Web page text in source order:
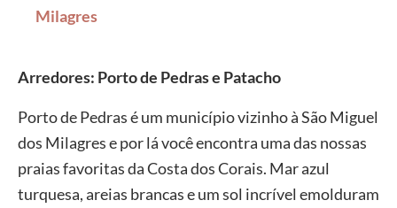
Milagres
Arredores: Porto de Pedras e Patacho
Porto de Pedras é um município vizinho à São Miguel
dos Milagres e por lá você encontra uma das nossas
praias favoritas da Costa dos Corais. Mar azul
turquesa, areias brancas e um sol incrível emolduram